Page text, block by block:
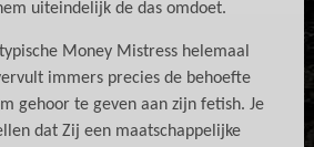
uiteindelijk de das omdoet.
Money Mistress helemaal
immers precies de behoefte
gehoor te geven aan zijn fetish. Je
dat Zij een maatschappelijke